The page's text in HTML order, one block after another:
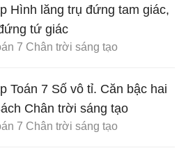
Hình lăng trụ đứng tam giác,
tứ giác
7 Chân trời sáng tạo
Toán 7 Số vô tỉ. Căn bậc hai
Chân trời sáng tạo
7 Chân trời sáng tạo